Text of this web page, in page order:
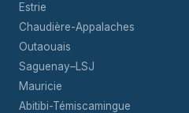
Estrie
Chaudière-Appalaches
Outaouais
Saguenay–LSJ
Mauricie
Abitibi-Témiscamingue